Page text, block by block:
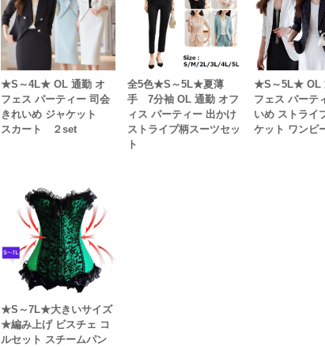
★S～4L★ OL 通勤 オ
フェス パーティー 司会
きれいめ ジャケット
スカート ２set
全5色★S～5L★夏薄
手 7分袖 OL 通勤 オフ
ィス パーティー 出かけ
ストライプ柄スーツセッ
ト
★S～5L★ OL
フェス パーテ
いめ ストライ
ケット ワンピ
★S～7L★大きいサイズ
★編み上げ ビスチェ コ
ルセット スチームパン